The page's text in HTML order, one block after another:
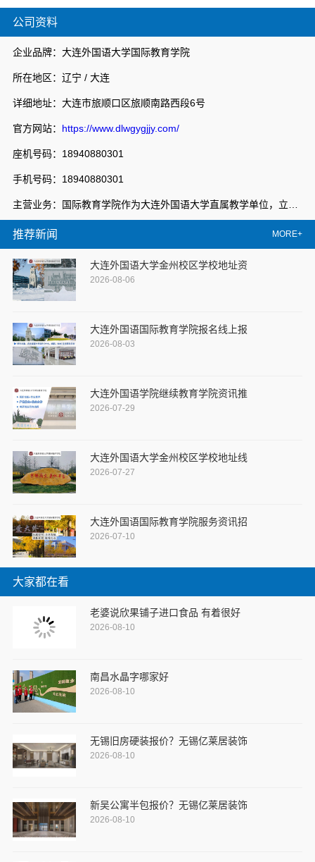
公司资料
企业品牌：大连外国语大学国际教育学院
所在地区：辽宁 / 大连
详细地址：大连市旅顺口区旅顺南路西段6号
官方网站： https://www.dlwgygjjy.com/
座机号码：18940880301
手机号码：18940880301
推荐新闻 MORE+
大连外国语大学金州校区学校地址资
2026-08-06
大连外国语国际教育学院报名线上报
2026-08-03
大连外国语学院继续教育学院资讯推
2026-07-29
大连外国语大学金州校区学校地址线
2026-07-27
大连外国语国际教育学院服务资讯招
2026-07-10
大家都在看
老婆说欣果铺子进口食品 有着很好
2026-08-10
南昌水晶字哪家好
2026-08-10
无锡旧房硬装报价？无锡亿莱居装饰
2026-08-10
新吴公寓半包报价？无锡亿莱居装饰
2026-08-10